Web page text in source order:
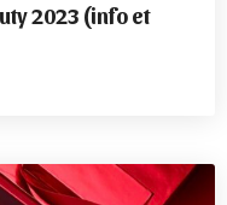
2023 (info et